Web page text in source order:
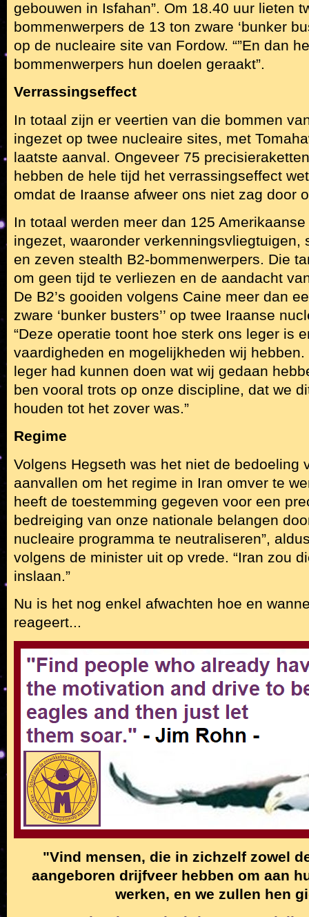
gebouwen in Isfahan”. Om 18.40 uur lieten
bommenwerpers de 13 ton zware ‘bunker
op de nucleaire site van Fordow. “”En dan
bommenwerpers hun doelen geraakt”.
Verrassingseffect
In totaal zijn er veertien van die bommen
ingezet op twee nucleaire sites, met
laatste aanval. Ongeveer 75
hebben de hele tijd het verrassingseffect
omdat de Iraanse afweer ons niet zag door
In totaal werden meer dan 125
ingezet, waaronder verkenningsvliegtuigen,
en zeven stealth B2-bommenwerpers. Die
om geen tijd te verliezen en de aandacht
De B2’s gooiden volgens Caine meer dan
zware ‘bunker busters’’ op twee Iraanse
“Deze operatie toont hoe sterk ons leger is
vaardigheden en mogelijkheden wij
leger had kunnen doen wat wij gedaan
ben vooral trots op onze discipline, dat we
houden tot het zover was.”
Regime
Volgens Hegseth was het niet de bedoeling
aanvallen om het regime in Iran omver te
heeft de toestemming gegeven voor een
bedreiging van onze nationale belangen
nucleaire programma te neutraliseren”,
volgens de minister uit op vrede. “Iran zou
inslaan.”
Nu is het nog enkel afwachten hoe en
reageert...
"Vind mensen, die in zichzelf zowel
aangeboren drijfveer hebben om aan
werken, en we zullen hen